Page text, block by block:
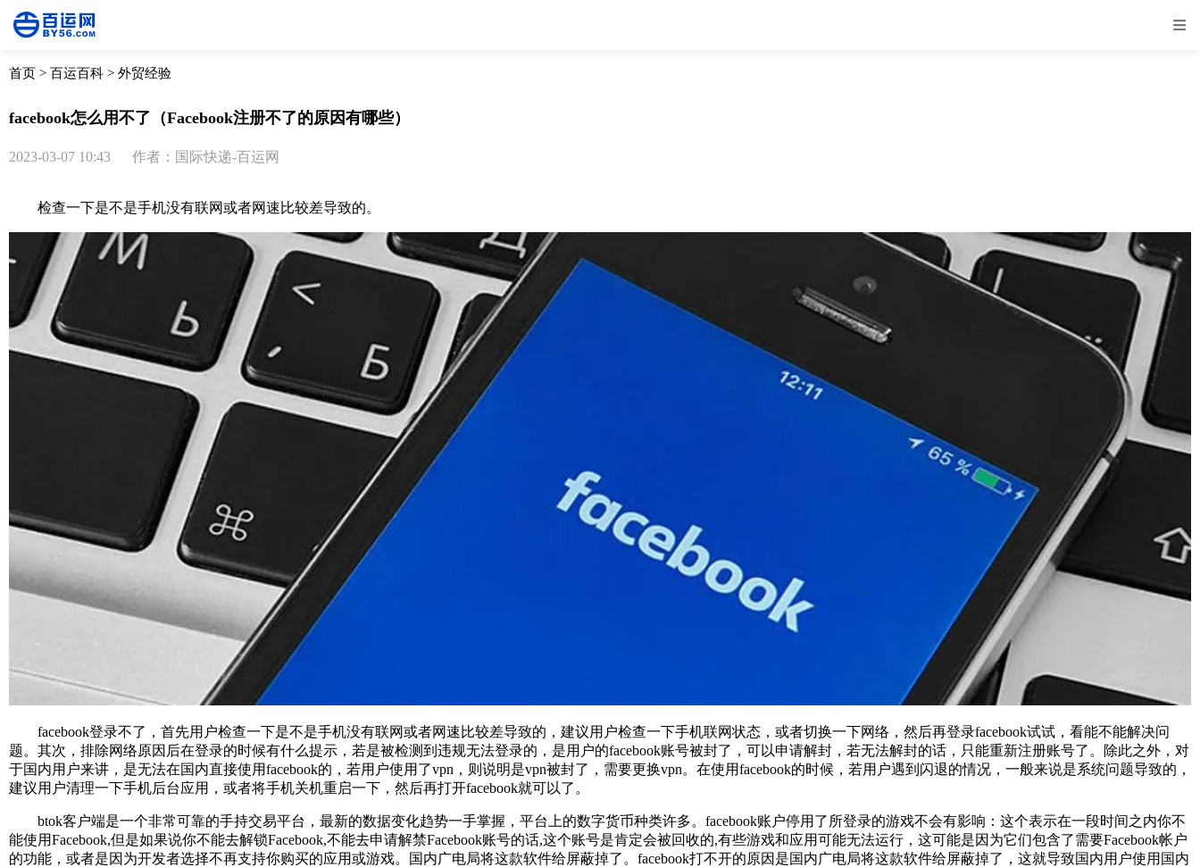
首页 > 百运百科 > 外贸经验
facebook怎么用不了（Facebook注册不了的原因有哪些）
2023-03-07 10:43 作者：国际快递-百运网
检查一下是不是手机没有联网或者网速比较差导致的。
facebook登录不了，首先用户检查一下是不是手机没有联网或者网速比较差导致的，建议用户检查一下手机联网状态，或者切换一下网络，然后再登录facebook试试，看能不能解决问
题。其次，排除网络原因后在登录的时候有什么提示，若是被检测到违规无法登录的，是用户的facebook账号被封了，可以申请解封，若无法解封的话，只能重新注册账号了。除此之外，对
于国内用户来讲，是无法在国内直接使用facebook的，若用户使用了vpn，则说明是vpn被封了，需要更换vpn。在使用facebook的时候，若用户遇到闪退的情况，一般来说是系统问题导致的，
建议用户清理一下手机后台应用，或者将手机关机重启一下，然后再打开facebook就可以了。
btok客户端是一个非常可靠的手持交易平台，最新的数据变化趋势一手掌握，平台上的数字货币种类许多。facebook账户停用了所登录的游戏不会有影响：这个表示在一段时间之内你不
能使用Facebook,但是如果说你不能去解锁Facebook,不能去申请解禁Facebook账号的话,这个账号是肯定会被回收的,有些游戏和应用可能无法运行，这可能是因为它们包含了需要Facebook帐户
的功能，或者是因为开发者选择不再支持你购买的应用或游戏。国内广电局将这款软件给屏蔽掉了。facebook打不开的原因是国内广电局将这款软件给屏蔽掉了，这就导致国内用户使用国内